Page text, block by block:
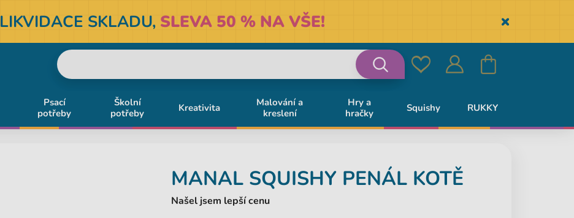
LIKVIDACE SKLADU, SLEVA 50 % NA VŠE! Skryť
OblíbenéPřihlásit Košík
Psací
potřeby
Školní
potřeby
Kreativita
Malování a
kreslení
Hry a
hračky
Squishy RUKKY
MANAL SQUISHY PENÁL KOTĚ
Našel jsem lepší cenu